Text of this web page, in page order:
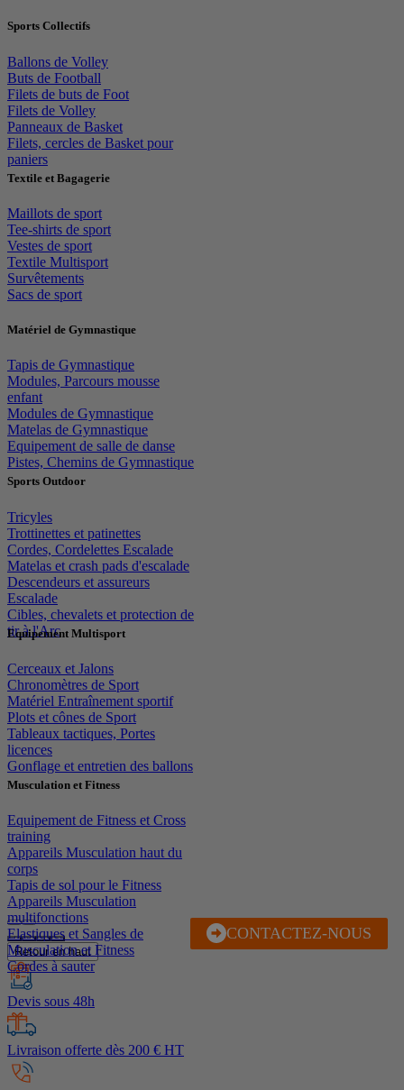
J'EN PROFITE
CONTACTEZ-NOUS
Sports Collectifs
Ballons de Volley
Buts de Football
Filets de buts de Foot
Filets de Volley
Panneaux de Basket
Filets, cercles de Basket pour
paniers
Textile et Bagagerie
Maillots de sport
Tee-shirts de sport
Vestes de sport
Textile Multisport
Survêtements
Sacs de sport
Matériel de Gymnastique
Tapis de Gymnastique
Modules, Parcours mousse
enfant
Modules de Gymnastique
Matelas de Gymnastique
Equipement de salle de danse
Pistes, Chemins de Gymnastique
Sports Outdoor
Tricyles
Trottinettes et patinettes
Cordes, Cordelettes Escalade
Matelas et crash pads d'escalade
Descendeurs et assureurs
Escalade
Cibles, chevalets et protection de
tir à l'Arc
Equipement Multisport
Cerceaux et Jalons
Chronomètres de Sport
Matériel Entraînement sportif
Plots et cônes de Sport
Tableaux tactiques, Portes
licences
Gonflage et entretien des ballons
Musculation et Fitness
Equipement de Fitness et Cross
training
Appareils Musculation haut du
corps
Tapis de sol pour le Fitness
Appareils Musculation
multifonctions
Elastiques et Sangles de
Musculation et Fitness
Cordes à sauter
Retour en haut
Devis sous 48h
Livraison offerte dès 200 € HT